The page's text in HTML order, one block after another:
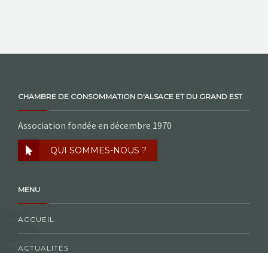
CHAMBRE DE CONSOMMATION D'ALSACE ET DU GRAND EST
Association fondée en décembre 1970
QUI SOMMES-NOUS ?
MENU
ACCUEIL
ACTUALITÉS